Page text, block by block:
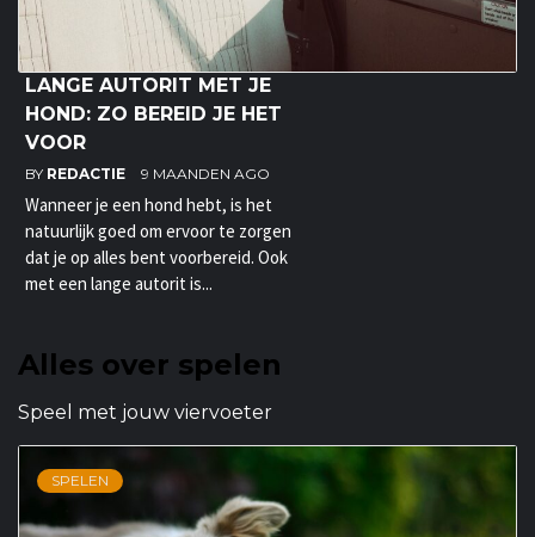
LANGE AUTORIT MET JE
HOND: ZO BEREID JE HET
VOOR
BY REDACTIE 9 MAANDEN AGO
Wanneer je een hond hebt, is het
natuurlijk goed om ervoor te zorgen
dat je op alles bent voorbereid. Ook
met een lange autorit is...
Alles over spelen
Speel met jouw viervoeter
SPELEN